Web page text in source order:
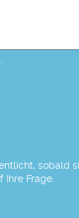
sobald
Frage.